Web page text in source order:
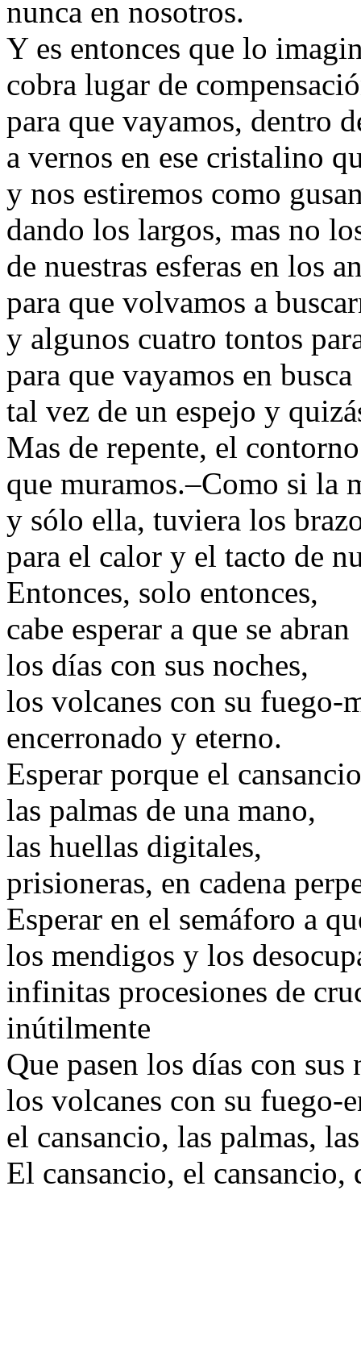
nunca en nosotros.
Y es entonces que lo
cobra lugar de
para que vayamos, dentro
a vernos en ese cristalino
y nos estiremos como
dando los largos, mas no
de nuestras esferas en los
para que volvamos a
y algunos cuatro tontos
para que vayamos en
tal vez de un espejo y
Mas de repente, el
que muramos.–Como si la
y sólo ella, tuviera los
para el calor y el tacto de
Entonces, solo entonces,
cabe esperar a que se abran
los días con sus noches,
los volcanes con su fuego-
encerronado y eterno.
Esperar porque el
las palmas de una mano,
las huellas digitales,
prisioneras, en cadena
Esperar en el semáforo a
los mendigos y los
infinitas procesiones de
inútilmente
Que pasen los días con sus
los volcanes con su fuego-
el cansancio, las palmas,
El cansancio, el